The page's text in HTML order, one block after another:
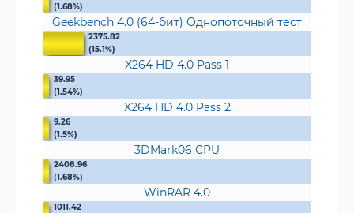
(1.68%)
Geekbench 4.0 (64-бит) Однопоточный тест
2375.82
(15.1%)
X264 HD 4.0 Pass 1
39.95
(1.54%)
X264 HD 4.0 Pass 2
9.26
(1.5%)
3DMark06 CPU
2408.96
(1.68%)
WinRAR 4.0
1011.42